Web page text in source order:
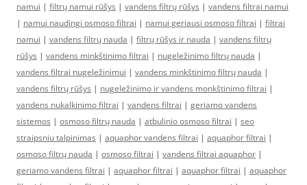
namui | filtrų namui rūšys | vandens filtrų rūšys | vandens filtrai namui
| namui naudingi osmoso filtrai | namui geriausi osmoso filtrai | filtrai
namui | vandens filtrų nauda | filtrų rūšys ir nauda | vandens filtrų
rūšys | vandens minkštinimo filtrai | nugeležinimo filtrų nauda |
vandens filtrai nugeležinimui | vandens minkštinimo filtrų nauda |
vandens filtrų rūšys | nugeležinimo ir vandens monkštinimo filtrai |
vandens nukalkinimo filtrai | vandens filtrai | geriamo vandens
sistemos | osmoso filtrų nauda | atbulinio osmoso filtrai | seo
straipsniu talpinimas | aquaphor vandens filtrai | aquaphor filtrai |
osmoso filtrų nauda | osmoso filtrai | vandens filtrai aquaphor |
geriamo vandens filtrai | aquaphor filtrai | aquaphor filtrai | aquaphor